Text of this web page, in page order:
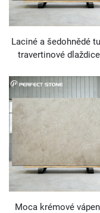
Laciné a šedohnědé
travertinové
podlahy z
Moca krémové